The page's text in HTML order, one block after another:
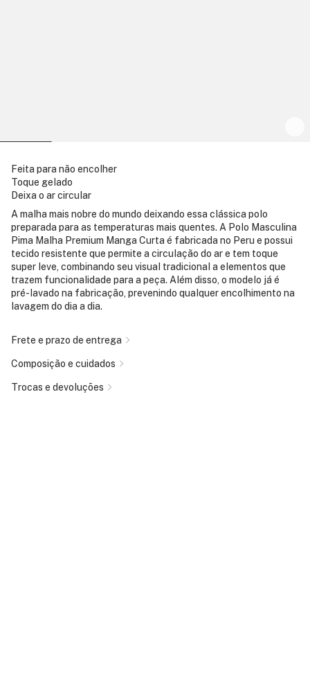
Feita para não encolher
Toque gelado
Deixa o ar circular
A malha mais nobre do mundo deixando essa clássica polo
preparada para as temperaturas mais quentes. A Polo Masculina
Pima Malha Premium Manga Curta é fabricada no Peru e possui
tecido resistente que permite a circulação do ar e tem toque
super leve, combinando seu visual tradicional a elementos que
trazem funcionalidade para a peça. Além disso, o modelo já é
pré-lavado na fabricação, prevenindo qualquer encolhimento na
lavagem do dia a dia.
Frete e prazo de entrega
Composição e cuidados
Trocas e devoluções